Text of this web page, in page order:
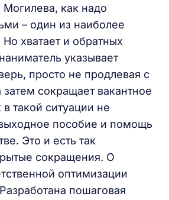
как надо
– один из наиболее
хватает и обратных
указывает
просто не продлевая с
затем сокращает вакантное
такой ситуации не
пособие и помощь
Это и есть так
сокращения. О
оптимизации
пошаговая